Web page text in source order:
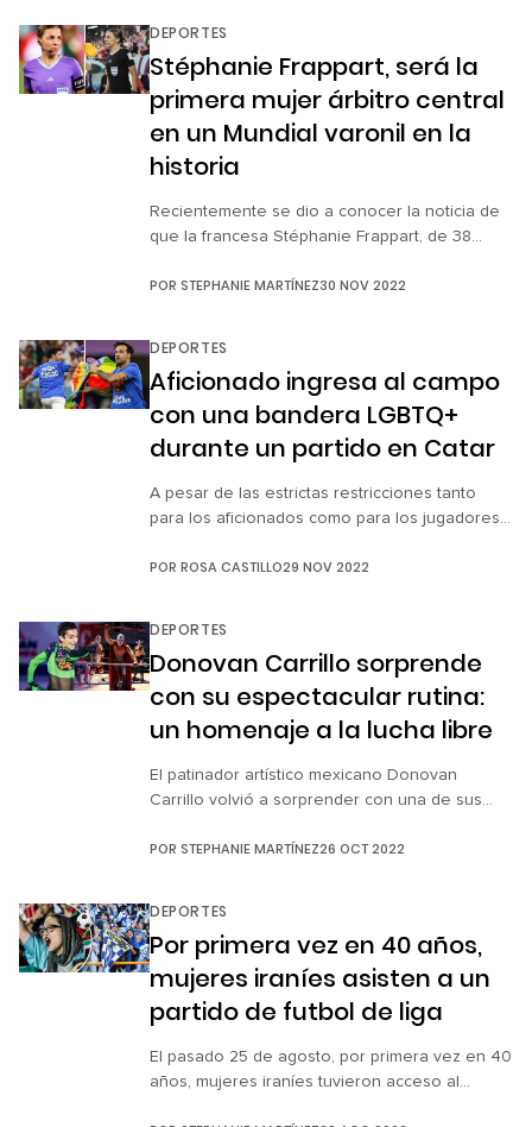
de emergencia […]
DEPORTES
Stéphanie Frappart, será la
primera mujer árbitro central
en un Mundial varonil en la
historia
Recientemente se dio a conocer la noticia de
que la francesa Stéphanie Frappart, de 38
árbitra central durante un partido de la Copa
México-Polonia […]
POR STEPHANIE MARTÍNEZ30 NOV 2022
DEPORTES
Aficionado ingresa al campo
con una bandera LGBTQ+
durante un partido en Catar
A pesar de las estrictas restricciones tanto
para los aficionados como para los jugadores
durante la celebración del Mundial Catar 2022,
de lo impuesto y […]
POR ROSA CASTILLO29 NOV 2022
DEPORTES
Donovan Carrillo sorprende
con su espectacular rutina:
un homenaje a la lucha libre
El patinador artístico mexicano Donovan
Carrillo volvió a sorprender con una de sus
participación en el Grand Prix Figure Skating
atleta jalisciense de 22 años volvió a las […]
POR STEPHANIE MARTÍNEZ26 OCT 2022
DEPORTES
Por primera vez en 40 años,
mujeres iraníes asisten a un
partido de futbol de liga
El pasado 25 de agosto, por primera vez en 40
años, mujeres iraníes tuvieron acceso al